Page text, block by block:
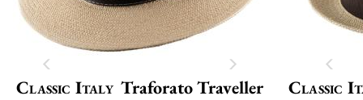
Classic Italy Traforato Traveller Classic